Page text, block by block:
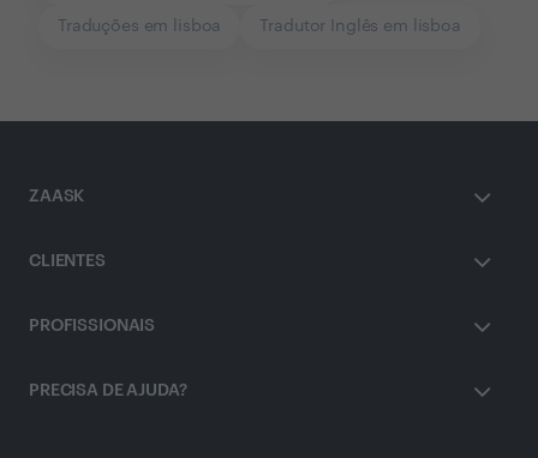
Traduções em lisboa Tradutor Inglês em lisboa
ZAASK
CLIENTES
PROFISSIONAIS
PRECISA DE AJUDA?